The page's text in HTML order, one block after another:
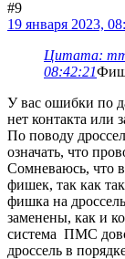
#9
19 января 2023,
Цитата:
08:42:21
У вас ошибки по
нет контакта или
По поводу
означать, что
Сомневаюсь, что
фишек, так как
фишка на
заменены, как и
система ПМС
дроссель в